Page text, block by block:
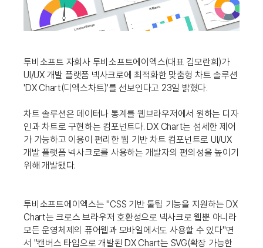
투비소프트 자회사 투비소프트에이엑스(대표 김모란희)가
UI/UX 개발 플랫폼 넥사크로에 최적화한 맞춤형 차트 솔루션
'DX Chart(디엑스차트)'를 선보인다고 23일 밝혔다.
차트 솔루션은 데이터나 통계를 웹브라우저에서 원하는 디자
인과 차트로 구현하는 컴포넌트다. DX Chart는 섬세한 제어
가 가능하고 이용이 편리한 웹 기반 차트 컴포넌트로 UI/UX
개발 플랫폼 넥사크로를 사용하는 개발자의 편의성을 높이기
위해 개발됐다.
투비소프트에이엑스는 "CSS 기반 툴팁 기능을 지원하는 DX
Chart는 크로스 브라우저 호환성으로 넥사크로 웹뿐 아니라
모든 운영체제의 퓨어웹과 모바일에서도 사용할 수 있다"면
서 "캔버스 타입으로 개발된 DX Chart는 SVG(확장 가능한